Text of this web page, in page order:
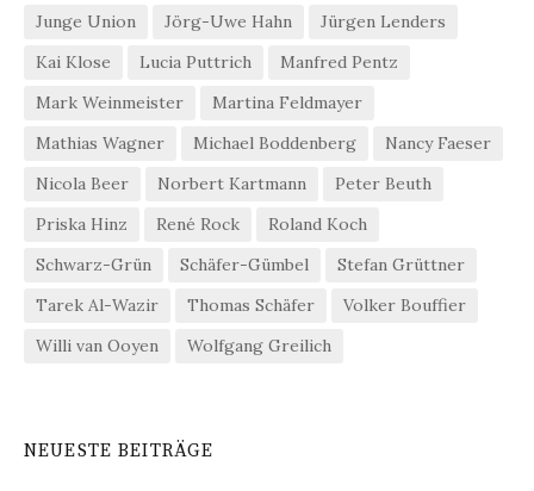
Junge Union
Jörg-Uwe Hahn
Jürgen Lenders
Kai Klose
Lucia Puttrich
Manfred Pentz
Mark Weinmeister
Martina Feldmayer
Mathias Wagner
Michael Boddenberg
Nancy Faeser
Nicola Beer
Norbert Kartmann
Peter Beuth
Priska Hinz
René Rock
Roland Koch
Schwarz-Grün
Schäfer-Gümbel
Stefan Grüttner
Tarek Al-Wazir
Thomas Schäfer
Volker Bouffier
Willi van Ooyen
Wolfgang Greilich
NEUESTE BEITRÄGE